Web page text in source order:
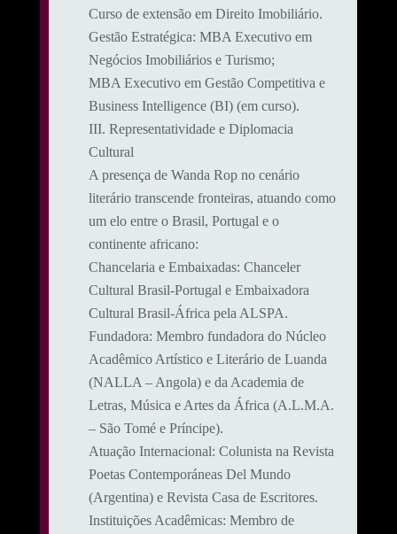
Curso de extensão em Direito Imobiliário.
​Gestão Estratégica: MBA Executivo em
Negócios Imobiliários e Turismo;
MBA Executivo em Gestão Competitiva e
Business Intelligence (BI) (em curso).
​III. Representatividade e Diplomacia
Cultural
​A presença de Wanda Rop no cenário
literário transcende fronteiras, atuando como
um elo entre o Brasil, Portugal e o
continente africano:
​Chancelaria e Embaixadas: Chanceler
Cultural Brasil-Portugal e Embaixadora
Cultural Brasil-África pela ALSPA.
​Fundadora: Membro fundadora do Núcleo
Acadêmico Artístico e Literário de Luanda
(NALLA – Angola) e da Academia de
Letras, Música e Artes da África (A.L.M.A.
– São Tomé e Príncipe).
​Atuação Internacional: Colunista na Revista
Poetas Contemporáneas Del Mundo
(Argentina) e Revista Casa de Escritores.
​Instituições Acadêmicas: Membro de